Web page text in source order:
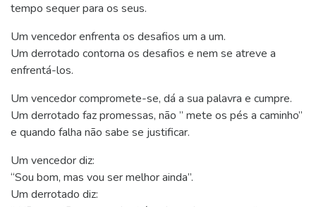
tempo sequer para os seus.
Um vencedor enfrenta os desafios um a um.
Um derrotado contorna os desafios e nem se atreve a
enfrentá-los.
Um vencedor compromete-se, dá a sua palavra e cumpre.
Um derrotado faz promessas, não ” mete os pés a caminho”
e quando falha não sabe se justificar.
Um vencedor diz:
“Sou bom, mas vou ser melhor ainda”.
Um derrotado diz: